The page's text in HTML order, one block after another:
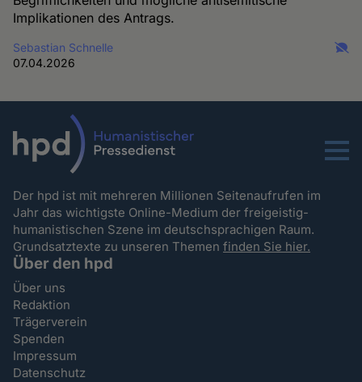
Implikationen des Antrags.
Sebastian Schnelle
07.04.2026
Menu
Der hpd ist mit mehreren Millionen Seitenaufrufen im
Jahr das wichtigste Online-Medium der freigeistig-
humanistischen Szene im deutschsprachigen Raum.
Grundsatztexte zu unseren Themenfinden Sie hier.
Über den hpd
Über uns
Redaktion
Trägerverein
Spenden
Impressum
Datenschutz